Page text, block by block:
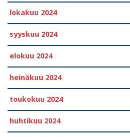
lokakuu 2024
syyskuu 2024
elokuu 2024
heinäkuu 2024
toukokuu 2024
huhtikuu 2024